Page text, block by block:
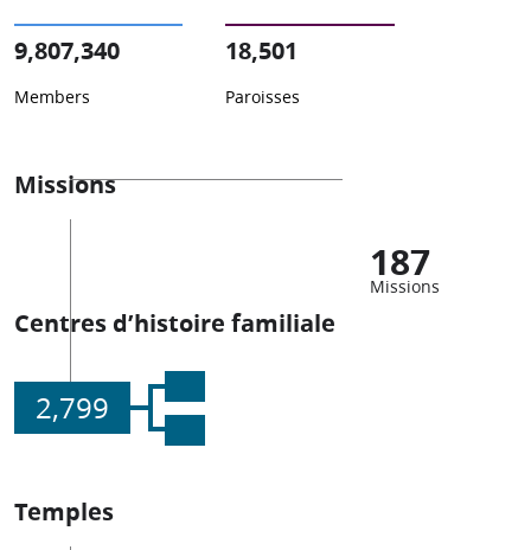
9,807,340
Members
18,501
Paroisses
Missions
187
Missions
Centres d’histoire familiale
2,799
Temples